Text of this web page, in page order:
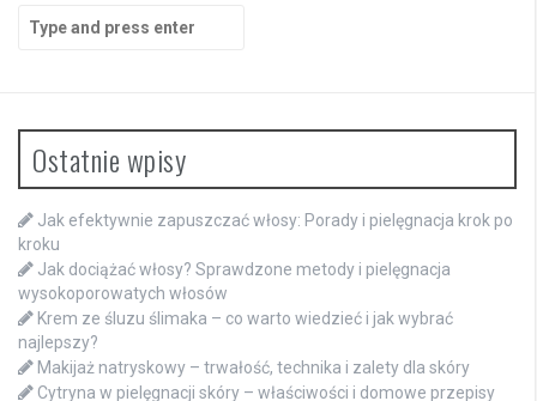
for:
Ostatnie wpisy
Jak efektywnie zapuszczać włosy: Porady i pielęgnacja krok po
kroku
Jak dociążać włosy? Sprawdzone metody i pielęgnacja
wysokoporowatych włosów
Krem ze śluzu ślimaka – co warto wiedzieć i jak wybrać
najlepszy?
Makijaż natryskowy – trwałość, technika i zalety dla skóry
Cytryna w pielęgnacji skóry – właściwości i domowe przepisy